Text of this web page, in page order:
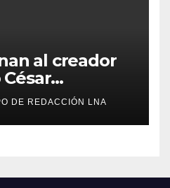
al creador
una
vivo
DE REDACCIÓN LNA